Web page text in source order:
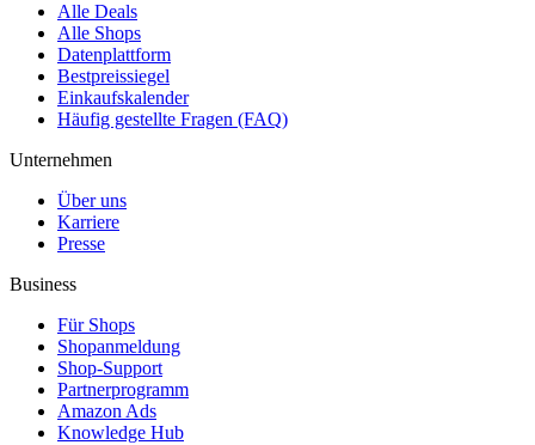
Alle Deals
Alle Shops
Datenplattform
Bestpreissiegel
Einkaufskalender
Häufig gestellte Fragen (FAQ)
Unternehmen
Über uns
Karriere
Presse
Business
Für Shops
Shopanmeldung
Shop-Support
Partnerprogramm
Amazon Ads
Knowledge Hub